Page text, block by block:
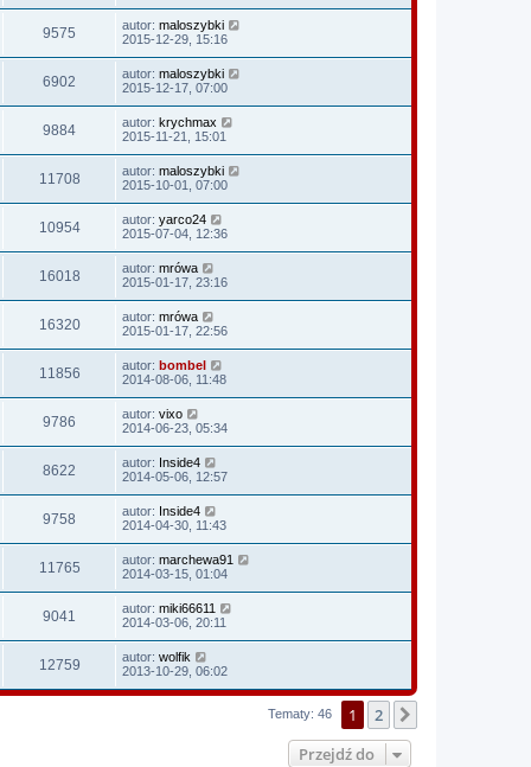
9575 autor: maloszybki
2015-12-29, 15:16
6902 autor: maloszybki
2015-12-17, 07:00
9884 autor: krychmax
2015-11-21, 15:01
11708 autor: maloszybki
2015-10-01, 07:00
10954 autor: yarco24
2015-07-04, 12:36
16018 autor: mrówa
2015-01-17, 23:16
16320 autor: mrówa
2015-01-17, 22:56
11856 autor: bombel
2014-08-06, 11:48
9786 autor: vixo
2014-06-23, 05:34
8622 autor: Inside4
2014-05-06, 12:57
9758 autor: Inside4
2014-04-30, 11:43
11765 autor: marchewa91
2014-03-15, 01:04
9041 autor: miki66611
2014-03-06, 20:11
12759 autor: wolfik
2013-10-29, 06:02
Tematy: 46 1 2
Przejdź do